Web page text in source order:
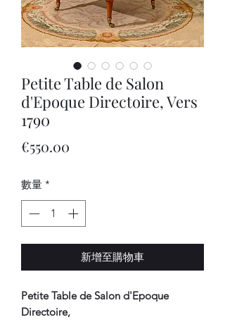
Petite Table de Salon
d'Epoque Directoire, Vers
1790
€550.00
數量 *
新增至購物車
Petite Table de Salon d'Epoque
Directoire,